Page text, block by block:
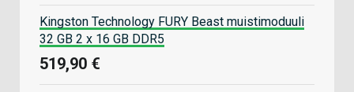
Kingston Technology FURY Beast muistimoduuli
32 GB 2 x 16 GB DDR5
519,90 €